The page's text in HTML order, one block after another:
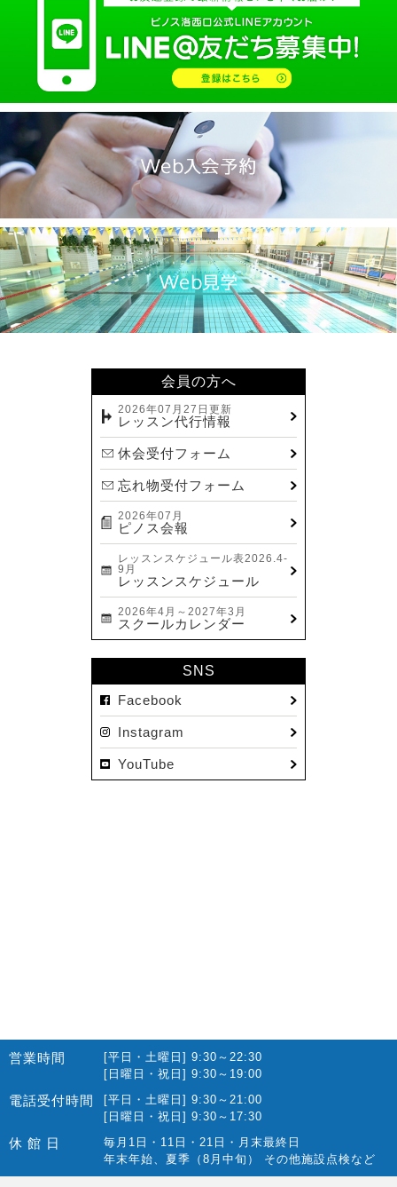
2025.01(14)
2024.12(14)
2024.10(18)
2024.09(15)
2024.08(21)
2024.07(20)
2024.06(29)
2024.05(22)
2024.04(20)
2024.03(16)
2023.04(15)
2022.11(16)
2022.01(10)
2021.12(12)
2021.10(22)
2021.09(10)
会員の方へ
2026年07月27日更新
レッスン代行情報
休会受付フォーム
忘れ物受付フォーム
2026年07月
ピノス会報
レッスンスケジュール表2026.4-
9月
レッスンスケジュール
2026年4月～2027年3月
スクールカレンダー
SNS
Facebook
Instagram
YouTube
営業時間
[平日・土曜日] 9:30～22:30
[日曜日・祝日] 9:30～19:00
電話受付時間
[平日・土曜日] 9:30～21:00
[日曜日・祝日] 9:30～17:30
休 館 日
毎月1日・11日・21日・月末最終日
年末年始、夏季（8月中旬） その他施設点検など